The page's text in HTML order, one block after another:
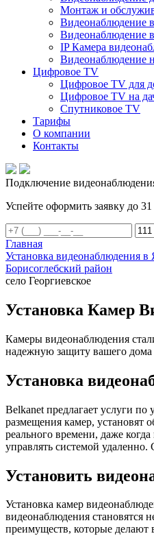
Монтаж и
Видеонаблюдение
Видеонаблюдение
IP Камера
Видеонаблюдение
Цифровое TV
Цифровое TV для
Цифровое TV на
Спутниковое TV
Тарифы
О компании
Контакты
Подключение
Успейте оформить заявку до 31
Главная
Установка видеонаблюдения в
Борисоглебский район
село Георгиевское
Установка Камер
Камеры видеонаблюдения
надежную защиту вашего дома
Установка
Belkanet предлагает услуги
размещения камер, установят
реального времени, даже
управлять системой
Установить
Установка камер
видеонаблюдения становятся
преимуществ, которые делают